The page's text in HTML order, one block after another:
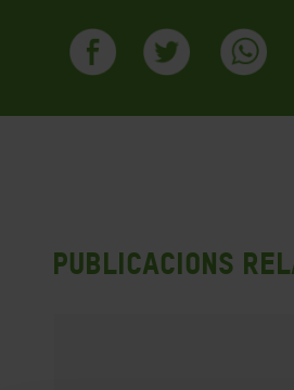
Publicacions